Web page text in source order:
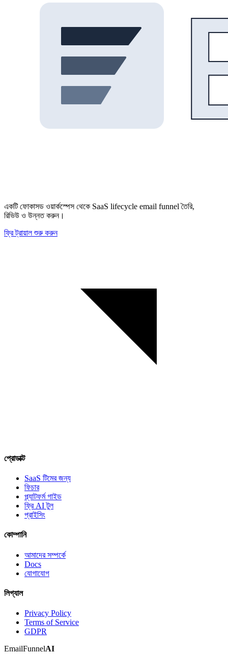
একটি ফোকাসড ওয়ার্কস্পেস থেকে SaaS lifecycle email funnel তৈরি,
রিভিউ ও উন্নত করুন।
ফ্রি ট্রায়াল শুরু করুন
প্রোডাক্ট
SaaS টিমের জন্য
ফিচার
প্ল্যাটফর্ম গাইড
ফ্রি AI টুল
প্রাইসিং
কোম্পানি
আমাদের সম্পর্কে
Docs
যোগাযোগ
লিগ্যাল
Privacy Policy
Terms of Service
GDPR
EmailFunnelAI